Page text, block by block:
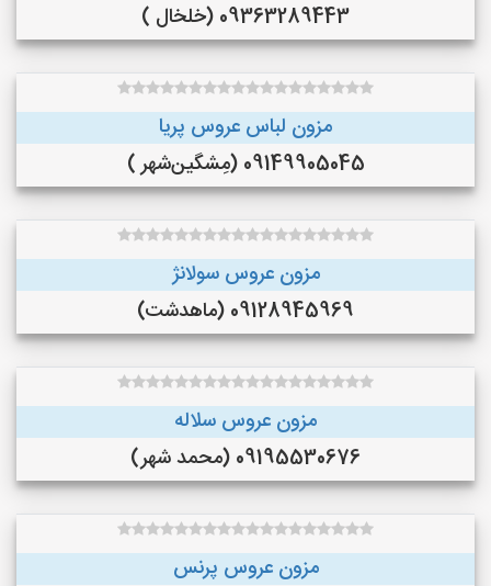
09363289443 (خلخال )
مزون لباس عروس پریا
09149905045 (مِشگین‌شهر )
مزون عروس سولانژ
09128945969 (ماهدشت)
مزون عروس سلاله
09195530676 (محمد شهر)
مزون عروس پرنس